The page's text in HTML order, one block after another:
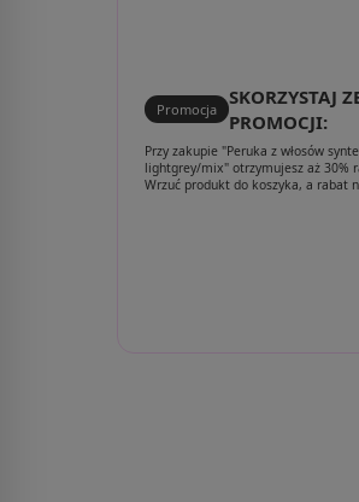
Promocja
SKORZYSTAJ
PROMOCJI:
Przy zakupie "Peruka z włosów
lightgrey/mix" otrzymujesz aż 30%
Wrzuć produkt do koszyka, a rabat